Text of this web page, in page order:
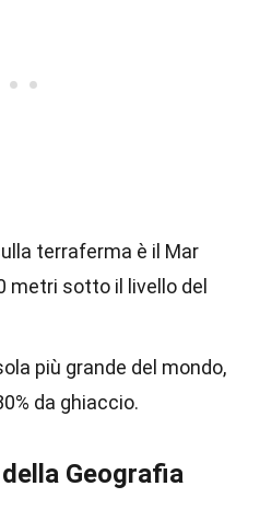
terraferma è il Mar
metri sotto il livello del
più grande del mondo,
da ghiaccio.
Geografia